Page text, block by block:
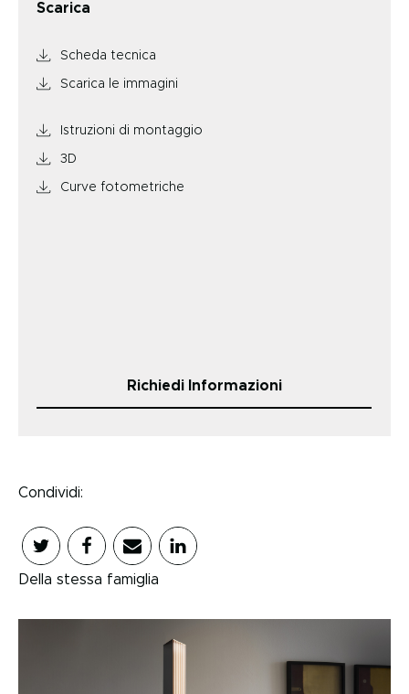
Scarica
Scheda tecnica
Scarica le immagini
Istruzioni di montaggio
3D
Curve fotometriche
Richiedi Informazioni
Condividi:
Della stessa famiglia